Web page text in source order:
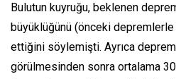
Bulutun kuyruğu, beklenen
büyüklüğünü (önceki
ettiğini söylemişti. Ayrıca deprem
görülmesinden sonra ortalama